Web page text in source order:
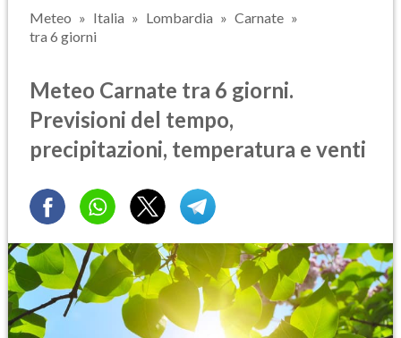
Meteo Italia Lombardia
Carnate
tra 6 giorni
Meteo Carnate tra 6 giorni.
Previsioni del tempo,
precipitazioni, temperatura e venti